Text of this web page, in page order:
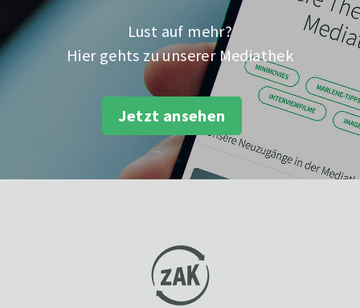
Lust auf mehr?
Hier gehts zu unserer Mediathek
Jetzt ansehen